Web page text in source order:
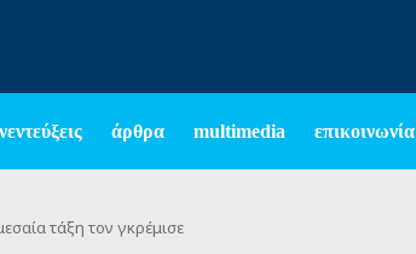
άρθρα multimedia επικοινωνία
τάξη τον γκρέμισε